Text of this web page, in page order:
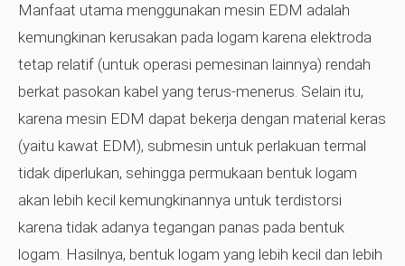
Manfaat utama menggunakan mesin EDM adalah
kemungkinan kerusakan pada logam karena elektroda
tetap relatif (untuk operasi pemesinan lainnya) rendah
berkat pasokan kabel yang terus-menerus. Selain itu,
karena mesin EDM dapat bekerja dengan material keras
(yaitu kawat EDM), submesin untuk perlakuan termal
tidak diperlukan, sehingga permukaan bentuk logam
akan lebih kecil kemungkinannya untuk terdistorsi
karena tidak adanya tegangan panas pada bentuk
logam. Hasilnya, bentuk logam yang lebih kecil dan lebih